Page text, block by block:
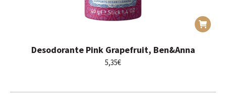
Desodorante Pink Grapefruit, Ben&Anna
5,35€